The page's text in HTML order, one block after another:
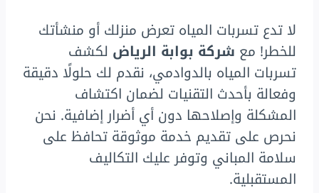
لا تدع تسربات المياه تعرض منزلك أو منشأتك
للخطر! مع شركة بوابة الرياض لكشف
تسربات المياه بالدوادمي، نقدم لك حلولًا دقيقة
وفعالة بأحدث التقنيات لضمان اكتشاف
المشكلة وإصلاحها دون أي أضرار إضافية. نحن
نحرص على تقديم خدمة موثوقة تحافظ على
سلامة المباني وتوفر عليك التكاليف
المستقبلية.